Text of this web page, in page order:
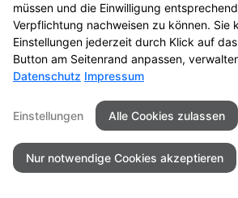
Zum Schutz Ihrer Anfragen/
Internetformular verwenden wir
Buchstaben-CAPTCHA des
(https://www.b-cf.de/). Die Abfrage
Unterscheidung, ob die Eingabe
Menschen oder missbräuchlich
maschinelle Verarbeitung (Bots)
verwendet keine Cookies.
Cookie Zustimmung
müssen und die Einwilligung
Verpflichtung nachweisen zu können. Sie
Einstellungen jederzeit durch Klick auf
Button am Seitenrand anpassen,
Datenschutz Impressum
Einstellungen Alle Cookies zulassen
Nur notwendige Cookies akzeptieren